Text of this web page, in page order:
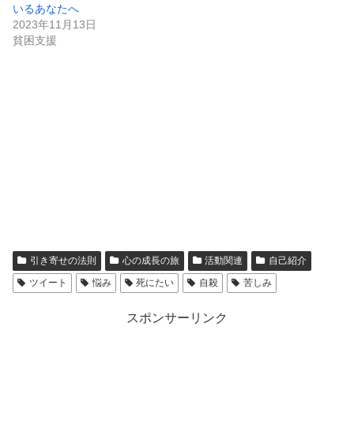
いるあなたへ
2023年11月13日
貧困支援
引き寄せの法則 心の成長の旅 活動関連
自己紹介
ツイート
悩み 死にたい 自殺 苦しみ
スポンサーリンク